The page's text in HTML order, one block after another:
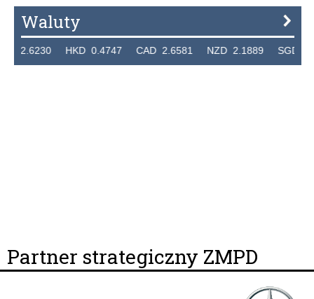
Waluty
HKD 0.4747 CAD 2.6581 NZD 2.1889 SGD
Partner strategiczny ZMPD